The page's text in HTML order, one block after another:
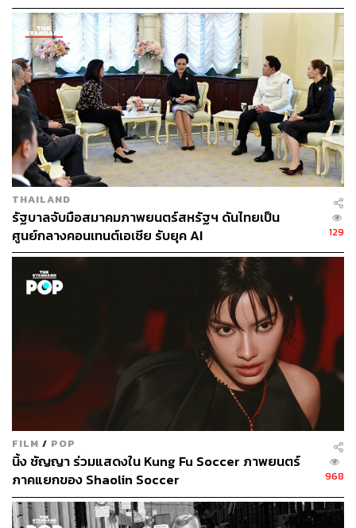
ชุดFifty Shadesมาร่วมรับบทนำ ซึ่งผู้กำกับ S.J. Clarkson
ได้เคยให้สัมภาษณ์เกี่ยวกับการปรับเปลี่ยนเรื่องราวของ
Cassandra Webb จากฉบับคอมิกว่า เธอชื่นชอบพลังในการ
มองเห็นอนาคตของ Cassandra Webb ผู้กำกับและทีมสร้าง
จึงสนใจที่จะสำรวจเรื่องราวในอดีตและปัจจุบันของเธอที่จะ
ส่งผลไปถึงอนาคต ผ่านเรื่องราวต้นกำเนิดในแบบฉบับของตัว
เอง
THAILAND
รัฐบาลจับมือสมาคมภาพยนตร์สหรัฐฯ ดันไทยเป็น
ศูนย์กลางคอนเทนต์เอเชีย รับยุค AI
129
FILM / POP
นิ้ง ชัญญา ร่วมแสดงใน Kung Fu Soccer ภาพยนตร์
ภาคแยกของ Shaolin Soccer
968